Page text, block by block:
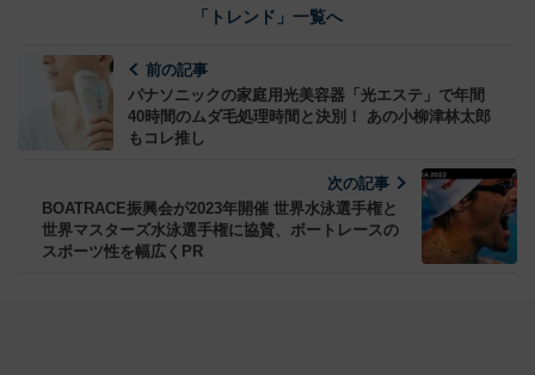
「トレンド」一覧へ
前の記事
パナソニックの家庭用光美容器「光エステ」で年間
40時間のムダ毛処理時間と決別！ あの小柳津林太郎
もコレ推し
次の記事
BOATRACE振興会が2023年開催 世界水泳選手権と
世界マスターズ水泳選手権に協賛、ボートレースの
スポーツ性を幅広くPR